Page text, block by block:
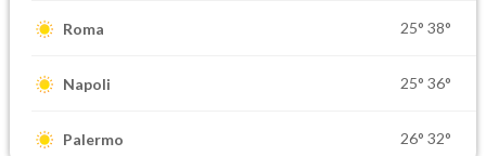
Roma 25° 38°
Napoli 25° 36°
Palermo 26° 32°